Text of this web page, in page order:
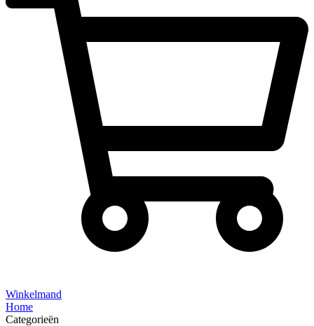
Winkelmand
Home
Categorieën